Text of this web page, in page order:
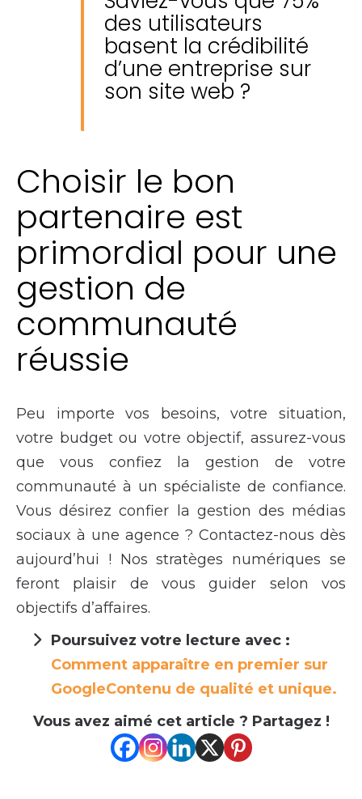
des utilisateurs
basent la crédibilité
d’une entreprise sur
son site web ?
Choisir le bon
partenaire est
primordial pour une
gestion de
communauté
réussie
Peu importe vos besoins, votre situation,
votre budget ou votre objectif, assurez-vous
que vous confiez la gestion de votre
communauté à un spécialiste de confiance.
Vous désirez confier la gestion des médias
sociaux à une agence ? Contactez-nous dès
aujourd’hui ! Nos stratèges numériques se
feront plaisir de vous guider selon vos
objectifs d’affaires.
Poursuivez votre lecture avec :
Comment apparaître en premier sur
GoogleContenu de qualité et unique.
Vous avez aimé cet article ? Partagez !